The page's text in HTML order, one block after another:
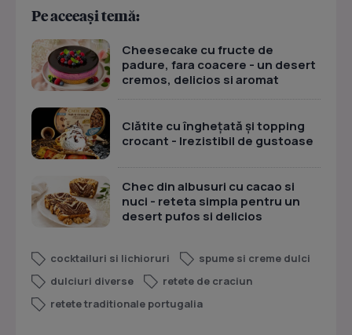
Pe aceeași temă:
Cheesecake cu fructe de
padure, fara coacere - un desert
cremos, delicios si aromat
Clătite cu înghețată și topping
crocant - Irezistibil de gustoase
Chec din albusuri cu cacao si
nuci - reteta simpla pentru un
desert pufos si delicios
cocktailuri si lichioruri
spume si creme dulci
dulciuri diverse
retete de craciun
retete traditionale portugalia